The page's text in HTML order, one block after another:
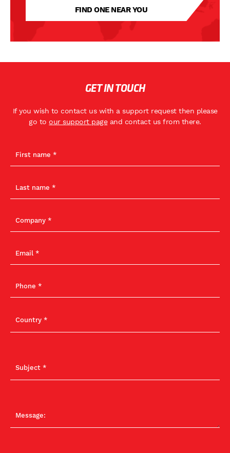
FIND ONE NEAR YOU
GET IN TOUCH
If you wish to contact us with a support request then please
go to our support pageand contact us from there.